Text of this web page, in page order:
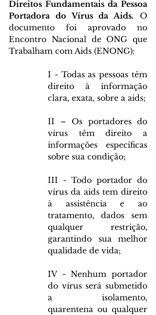
Direitos Fundamentais da Pessoa
Portadora do Vírus da Aids. O
documento foi aprovado no
Encontro Nacional de ONG que
Trabalham com Aids (ENONG):
I - Todas as pessoas têm
direito à informação
clara, exata, sobre a aids;
II – Os portadores do
vírus têm direito a
informações específicas
sobre sua condição;
III - Todo portador do
vírus da aids tem direito
à assistência e ao
tratamento, dados sem
qualquer restrição,
garantindo sua melhor
qualidade de vida;
IV - Nenhum portador
do vírus será submetido
a isolamento,
quarentena ou qualquer